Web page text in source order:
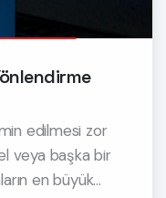
edilmesi zor
veya başka bir
en büyük